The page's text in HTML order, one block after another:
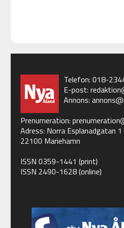
Telefon: 018-
E-post:
Annons:
Prenumeration:
Adress: Norra Esplanadgatan 1
22100 Mariehamn
ISSN 0359-1441 (print)
ISSN 2490-1628 (online)